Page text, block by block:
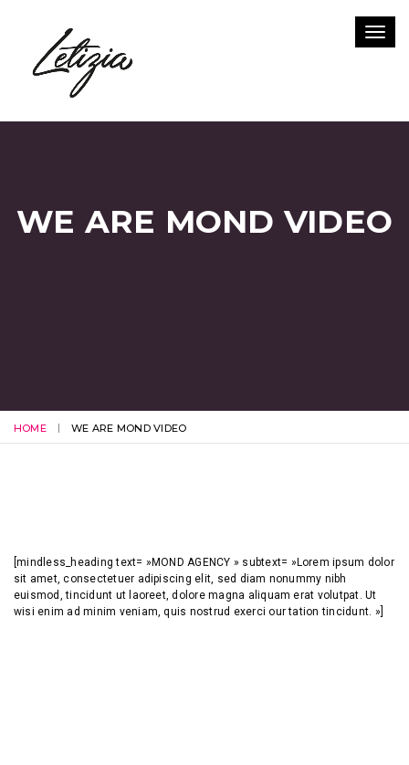
WE ARE MOND VIDEO
HOME WE ARE MOND VIDEO
[mindless_heading text= »MOND AGENCY » subtext= »Lorem ipsum dolor
sit amet, consectetuer adipiscing elit, sed diam nonummy nibh
euismod, tincidunt ut laoreet, dolore magna aliquam erat volutpat. Ut
wisi enim ad minim veniam, quis nostrud exerci our tation tincidunt. »]